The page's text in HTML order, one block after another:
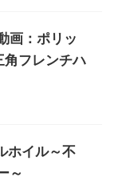
画：ポリッ
角フレンチハ
ホイル～不
～